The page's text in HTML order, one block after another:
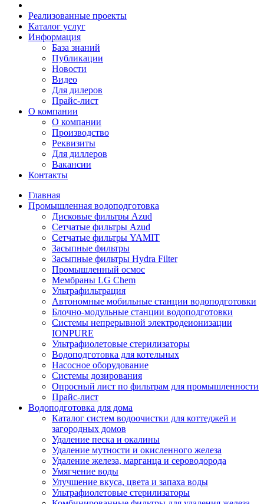
Реализованные проекты
Каталог услуг
Информация
База знаний
Публикации
Новости
Видео
Для дилеров
Прайс-лист
О компании
О компании
Производство
Реквизиты
Для диллеров
Вакансии
Контакты
Главная
Промышленная водоподготовка
Дисковые фильтры Azud
Сетчатые фильтры Azud
Сетчатые фильтры YAMIT
Засыпные фильтры
Засыпные фильтры Hydra Filter
Промышленный осмос
Мембраны LG Chem
Ультрафильтрация
Автономные мобильные станции водоподготовки
Блочно-модульные станции водоподготовки
Системы непрерывной электродеионизации
IONPURE
Ультрафиолетовые стерилизаторы
Водоподготовка для котельных
Насосное оборудование
Системы дозирования
Опросный лист по фильтрам для промышленности
Прайс-лист
Водоподготовка для дома
Каталог систем водоочистки для коттеджей и
загородных домов
Удаление песка и окалины
Удаление мутности и окисленного железа
Удаление железа, марганца и сероводорода
Умягчение воды
Улучшение вкуса, цвета и запаха воды
Ультрафиолетовые стерилизаторы